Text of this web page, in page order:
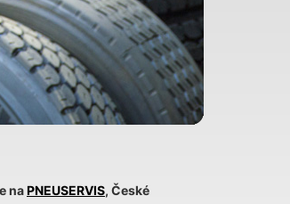
naPNEUSERVIS, České